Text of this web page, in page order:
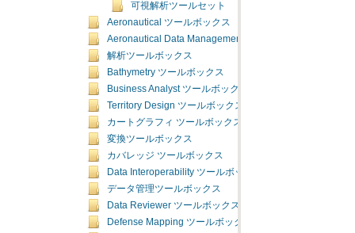
可視解析ツールセット
Aeronautical ツールボックス
Aeronautical Data Management ツールボックス
解析ツールボックス
Bathymetry ツールボックス
Business Analyst ツールボックス
Territory Design ツールボックス
カートグラフィ ツールボックス
変換ツールボックス
カバレッジ ツールボックス
Data Interoperability ツールボックス
データ管理ツールボックス
Data Reviewer ツールボックス
Defense Mapping ツールボックス